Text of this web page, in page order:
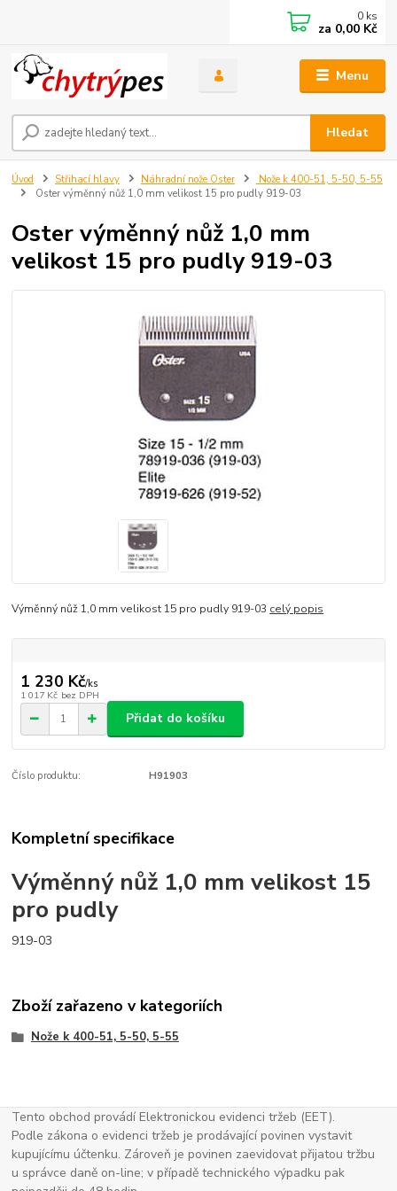
Menu
Hledat
0 ks
za 0,00 Kč
Úvod Střihací hlavy Náhradní nože Oster
Nože k 400-51, 5-50, 5-55
Oster výměnný nůž 1,0 mm velikost 15 pro pudly 919-03
Oster výměnný nůž 1,0 mm
velikost 15 pro pudly 919-03
Výměnný nůž 1,0 mm velikost 15 pro pudly 919-03 celý popis
1 230 Kč/ks
1 017 Kč bez DPH
Přidat do košíku
Číslo produktu: H91903
Kompletní specifikace
Výměnný nůž 1,0 mm velikost 15
pro pudly
919-03
Zboží zařazeno v kategoriích
Nože k 400-51, 5-50, 5-55
Tento obchod provádí Elektronickou evidenci tržeb (EET).
Podle zákona o evidenci tržeb je prodávající povinen vystavit
kupujícímu účtenku. Zároveň je povinen zaevidovat přijatou tržbu
u správce daně on-line; v případě technického výpadku pak